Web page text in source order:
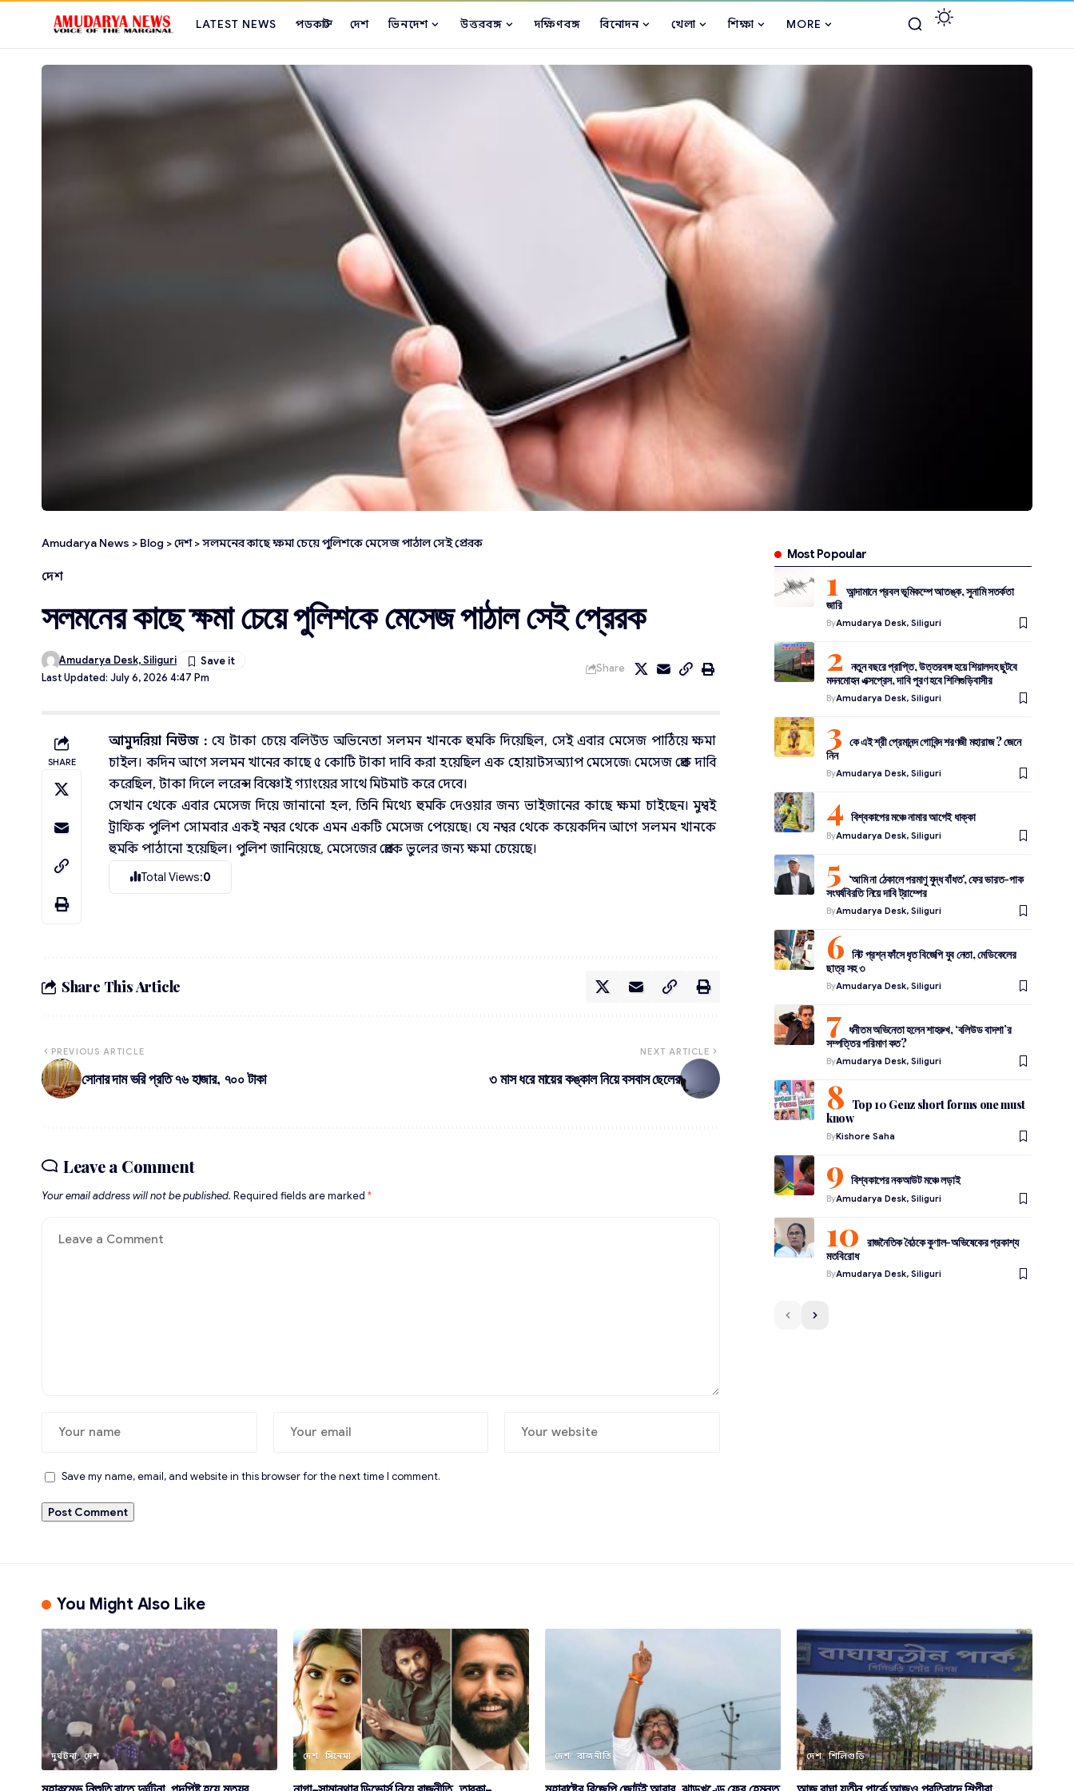
LATEST NEWS পডকাস্ট দেশ ভিনদেশ উত্তরবঙ্গ দক্ষিণবঙ্গ বিনোদন খেলা শিক্ষা MORE
Amudarya News > Blog >দেশ>সলমনের কাছে ক্ষমা চেয়ে পুলিশকে মেসেজ পাঠাল সেই প্রেরক
দেশ
সলমনের কাছে ক্ষমা চেয়ে পুলিশকে মেসেজ পাঠাল সেই প্রেরক
Last Updated: July 6, 2026 4:47 Pm
Amudarya Desk, Siliguri
Share
SHARE
আমুদরিয়া নিউজ : যে টাকা চেয়ে বলিউড অভিনেতা সলমন খানকে হুমকি দিয়েছিল, সেই এবার মেসেজ পাঠিয়ে ক্ষমা
চাইল। কদিন আগে সলমন খানের কাছে ৫ কোটি টাকা দাবি করা হয়েছিল এক হোয়াটসঅ্যাপ মেসেজে৷ মেসেজ প্রেক দাবি
করেছিল, টাকা দিলে লরেন্স বিষ্ণোই গ্যাংয়ের সাথে মিটমাট করে দেবে।
সেখান থেকে এবার মেসেজ দিয়ে জানানো হল, তিনি মিথ্যে হুমকি দেওয়ার জন্য ভাইজানের কাছে ক্ষমা চাইছেন। মুম্বই
ট্রাফিক পুলিশ সোমবার একই নম্বর থেকে এমন একটি মেসেজ পেয়েছে। যে নম্বর থেকে কয়েকদিন আগে সলমন খানকে
হুমকি পাঠানো হয়েছিল। পুলিশ জানিয়েছে, মেসেজের প্রেরক ভুলের জন্য ক্ষমা চেয়েছে।
Total Views:0
Share This Article
PREVIOUS ARTICLE
সোনার দাম ভরি প্রতি ৭৬ হাজার, ৭০০ টাকা
NEXT ARTICLE
৩ মাস ধরে মায়ের কঙ্কাল নিয়ে বসবাস ছেলের
Leave a Comment
Your email address will not be published. Required fields are marked *
Save my name, email, and website in this browser for the next time I comment.
Most Popoular
আন্দামানে প্রবল ভূমিকম্পে আতঙ্ক, সুনামি সতর্কতা
জারি
ByAmudarya Desk, Siliguri
নতুন বছরে প্রাপ্তি, উত্তরবঙ্গ হয়ে শিয়ালদহ ছুটবে
মদনমোহন এক্সপ্রেস, দাবি পূরণ হবে শিলিগুড়িবাসীর
ByAmudarya Desk, Siliguri
কে এই শ্রী প্রেমানন্দ গোবিন্দ শরণজী মহারাজ ? জেনে
নিন
ByAmudarya Desk, Siliguri
বিশ্বকাপের মঞ্চে নামার আগেই ধাক্কা
ByAmudarya Desk, Siliguri
‘আমি না ঠেকালে পরমাণু যুদ্ধ বাঁধত’, ফের ভারত-পাক
সংঘর্ষবিরতি নিয়ে দাবি ট্রাম্পের
ByAmudarya Desk, Siliguri
নিট প্রশ্ন ফাঁসে ধৃত বিজেপি যুব নেতা, মেডিকেলের
ছাত্র সহ ৩
ByAmudarya Desk, Siliguri
ধনীতম অভিনেতা হলেন শাহরুখ, ‘বলিউড বাদশা’র
সম্পত্তির পরিমাণ কত?
ByAmudarya Desk, Siliguri
Top 10 Genz short forms one must
know
ByKishore Saha
বিশ্বকাপের নকআউট মঞ্চে লড়াই
ByAmudarya Desk, Siliguri
রাজনৈতিক বৈঠকে কুণাল-অভিষেকের প্রকাশ্য
মতবিরোধ
ByAmudarya Desk, Siliguri
You Might Also Like
দুর্ঘটনা দেশ দেশ সিনেমা দেশ রাজনীতি দেশ শিলিগুড়ি